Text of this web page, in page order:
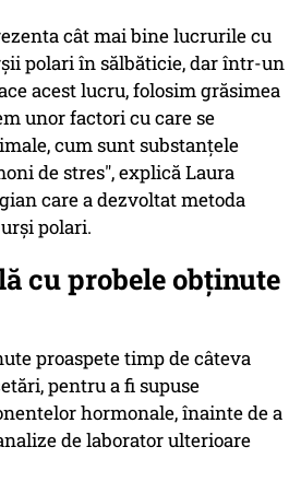
cât mai bine lucrurile cu
polari în sălbăticie, dar într-un
acest lucru, folosim grăsimea
unor factori cu care se
cum sunt substanţele
de stres", explică Laura
care a dezvoltat metoda
polari.
cu probele obținute
proaspete timp de câteva
pentru a fi supuse
hormonale, înainte de a
de laborator ulterioare